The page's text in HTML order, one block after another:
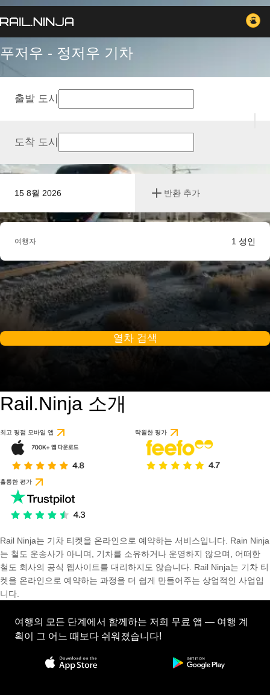
푸저우 - 정저우 기차
15 8월 2026 반환 추가
출발 도시
도착 도시
여행자 1 성인
열차 검색
Rail.Ninja 소개
최고 평점 모바일 앱 탁월한 평가
훌륭한 평가
Rail Ninja는 기차 티켓을 온라인으로 예약하는 서비스입니다. Rain Ninja
는 철도 운송사가 아니며, 기차를 소유하거나 운영하지 않으며, 어떠한
철도 회사의 공식 웹사이트를 대리하지도 않습니다. Rail Ninja는 기차 티
켓을 온라인으로 예약하는 과정을 더 쉽게 만들어주는 상업적인 사업입
니다.
여행의 모든 단계에서 함께하는 저희 무료 앱 — 여행 계
획이 그 어느 때보다 쉬워졌습니다!